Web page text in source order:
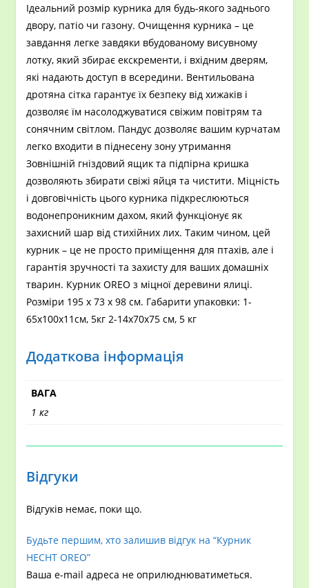
Ідеальний розмір курника для будь-якого заднього
двору, патіо чи газону. Очищення курника – це
завдання легке завдяки вбудованому висувному
лотку, який збирає екскременти, і вхідним дверям,
які надають доступ в всередини. Вентильована
дротяна сітка гарантує їх безпеку від хижаків і
дозволяє їм насолоджуватися свіжим повітрям та
сонячним світлом. Пандус дозволяє вашим курчатам
легко входити в піднесену зону утримання
Зовнішній гніздовий ящик та підпірна кришка
дозволяють збирати свіжі яйця та чистити. Міцність
і довговічність цього курника підкреслюються
водонепроникним дахом, який функціонує як
захисний шар від стихійних лих. Таким чином, цей
курник – це не просто приміщення для птахів, але і
гарантія зручності та захисту для ваших домашніх
тварин. Курник OREO з міцної деревини ялиці.
Розміри 195 х 73 х 98 см. Габарити упаковки: 1-
65х100х11см, 5кг 2-14х70х75 см, 5 кг
Додаткова інформація
ВАГА
1 кг
Відгуки
Відгуків немає, поки що.
Будьте першим, хто залишив відгук на “Курник
HECHT OREO”
Ваша e-mail адреса не оприлюднюватиметься.